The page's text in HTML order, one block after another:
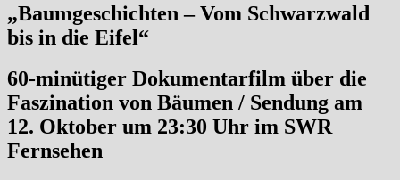
„Baumgeschichten – Vom Schwarzwald
bis in die Eifel“
60-minütiger Dokumentarfilm über die
Faszination von Bäumen / Sendung am
12. Oktober um 23:30 Uhr im SWR
Fernsehen